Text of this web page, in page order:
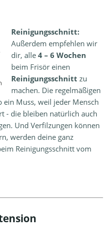
Reinigungsschnitt:
Außerdem empfehlen wir
dir, alle 4 – 6 Wochen
beim Frisör einen
Reinigungsschnitt zu
machen. Die regelmäßigen
ein Muss, weil jeder Mensch
- die bleiben natürlich auch
Und Verfilzungen können
werden deine ganz
Reinigungsschnitt vom